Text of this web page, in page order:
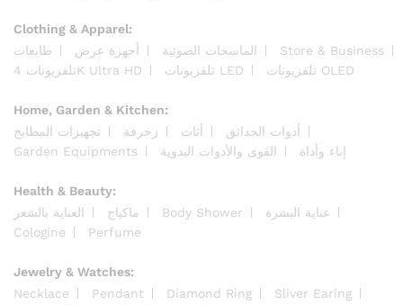
Clothing & Apparel:
طابعات
أجهزة عرض الماسحات الضوئية
Store & Business
تلفزيونات 4K Ultra HD
تلفزيونات LED تلفزيونات OLED
Home, Garden & Kitchen:
تجهيزات المطابخ
زخرفة أثاث
أدوات الحدائق
Garden Equipments
القوى والأدوات اليدوية إناء وأداة
Health & Beauty:
العناية بالشعر
ماكياج Body Shower
عناية البشرة
Cologine
Perfume
Jewelry & Watches:
Necklace
Pendant Diamond Ring
Sliver Earing